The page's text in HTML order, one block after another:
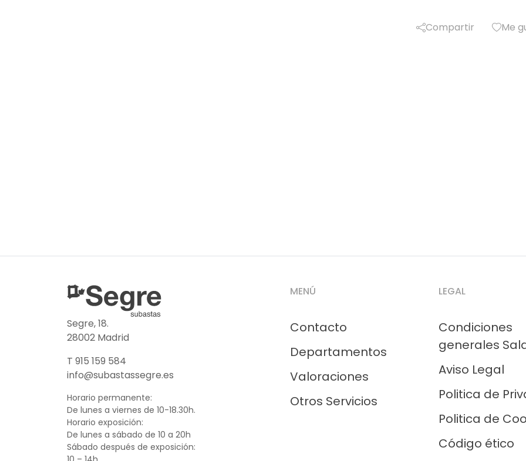
Compartir Me
Segre, 18.
28002 Madrid
T 915 159 584
info@subastassegre.es
Horario permanente:
De lunes a viernes de 10-18.30h.
Horario exposición:
De lunes a sábado de 10 a 20h
Sábado después de exposición:
MENÚ
Contacto
Departamentos
Valoraciones
Otros Servicios
LEGAL
Condiciones
generales
Aviso Legal
Politica de
Politica de
Código ético